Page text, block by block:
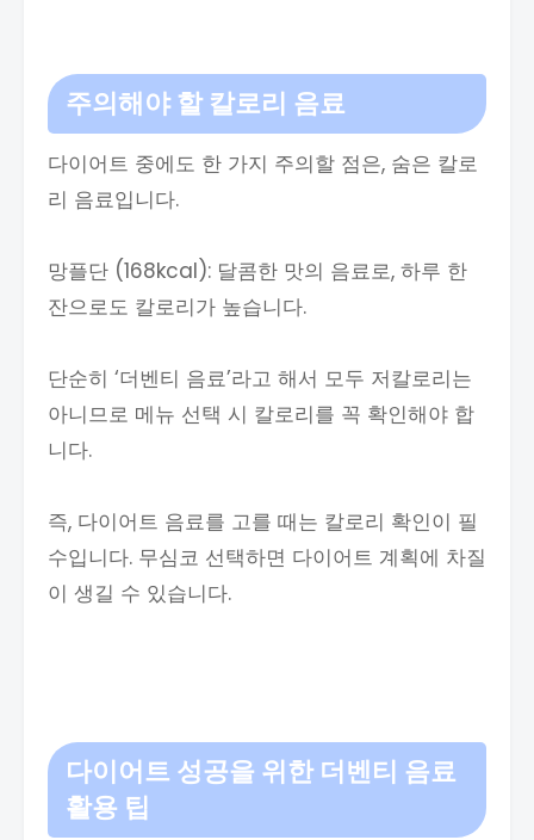
주의해야 할 칼로리 음료
다이어트 중에도 한 가지 주의할 점은, 숨은 칼로
리 음료입니다.
망플단 (168kcal): 달콤한 맛의 음료로, 하루 한
잔으로도 칼로리가 높습니다.
단순히 ‘더벤티 음료’라고 해서 모두 저칼로리는
아니므로 메뉴 선택 시 칼로리를 꼭 확인해야 합
니다.
즉, 다이어트 음료를 고를 때는 칼로리 확인이 필
수입니다. 무심코 선택하면 다이어트 계획에 차질
이 생길 수 있습니다.
다이어트 성공을 위한 더벤티 음료
활용 팁